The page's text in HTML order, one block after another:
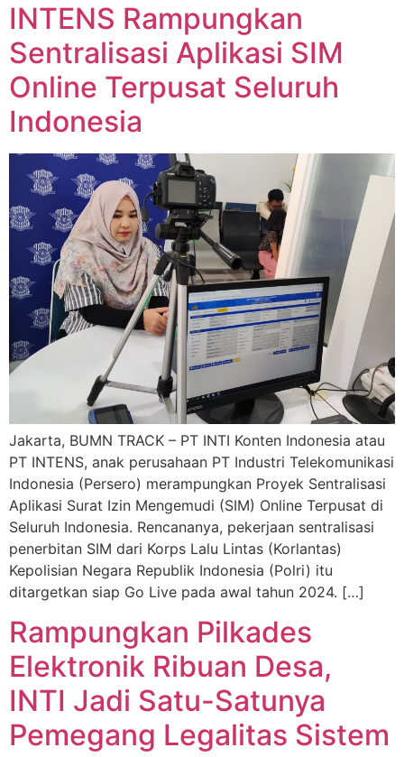
INTENS Rampungkan
Sentralisasi Aplikasi SIM
Online Terpusat Seluruh
Indonesia
Jakarta, BUMN TRACK – PT INTI Konten Indonesia atau
PT INTENS, anak perusahaan PT Industri Telekomunikasi
Indonesia (Persero) merampungkan Proyek Sentralisasi
Aplikasi Surat Izin Mengemudi (SIM) Online Terpusat di
Seluruh Indonesia. Rencananya, pekerjaan sentralisasi
penerbitan SIM dari Korps Lalu Lintas (Korlantas)
Kepolisian Negara Republik Indonesia (Polri) itu
ditargetkan siap Go Live pada awal tahun 2024. […]
Rampungkan Pilkades
Elektronik Ribuan Desa,
INTI Jadi Satu-Satunya
Pemegang Legalitas Sistem